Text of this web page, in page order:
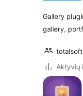
Gallery
gallery,
totalsoft
Aktyvių